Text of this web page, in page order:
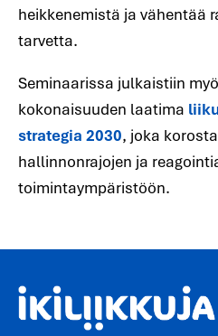
heikkenemistä ja vähentää
tarvetta.
Seminaarissa julkaistiin
kokonaisuuden laatima
strategia 2030, joka
hallinnonrajojen ja
toimintaympäristöön.